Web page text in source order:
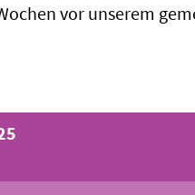
vor unserem